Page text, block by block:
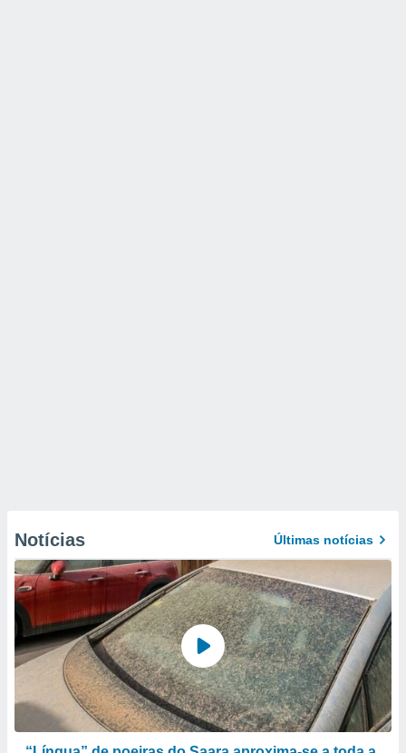
Notícias Últimas notícias